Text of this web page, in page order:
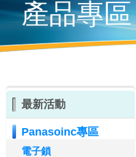
產品專區
最新活動
Panasoinc專區
電子鎖